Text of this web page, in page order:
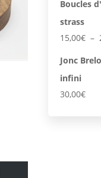
Ce
Boucles
strass
15,00€ –
Jonc
infini
30,00€